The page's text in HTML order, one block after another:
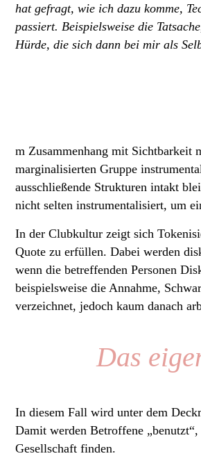
hat gefragt, wie ich dazu komme,
passiert. Beispielsweise die
Hürde, die sich dann bei mir als
m Zusammenhang mit Sichtbarkeit
marginalisierten Gruppe
ausschließende Strukturen intakt
nicht selten instrumentalisiert, um
In der Clubkultur zeigt sich
Quote zu erfüllen. Dabei werden
wenn die betreffenden Personen
beispielsweise die Annahme,
verzeichnet, jedoch kaum danach
Das
In diesem Fall wird unter dem
Damit werden Betroffene
Gesellschaft finden.